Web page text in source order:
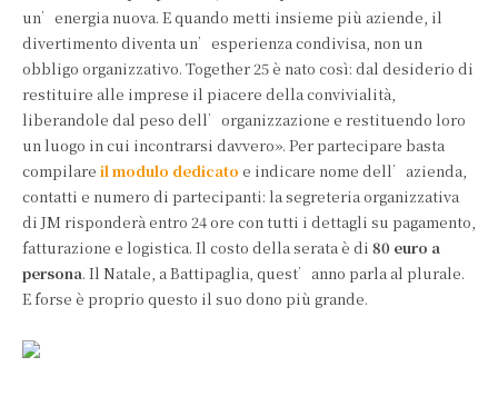
un’energia nuova. E quando metti insieme più aziende, il
divertimento diventa un’esperienza condivisa, non un
obbligo organizzativo. Together 25 è nato così: dal desiderio di
restituire alle imprese il piacere della convivialità,
liberandole dal peso dell’organizzazione e restituendo loro
un luogo in cui incontrarsi davvero». Per partecipare basta
compilare il modulo dedicato e indicare nome dell’azienda,
contatti e numero di partecipanti: la segreteria organizzativa
di JM risponderà entro 24 ore con tutti i dettagli su pagamento,
fatturazione e logistica. Il costo della serata è di 80 euro a
persona. Il Natale, a Battipaglia, quest’anno parla al plurale.
E forse è proprio questo il suo dono più grande.